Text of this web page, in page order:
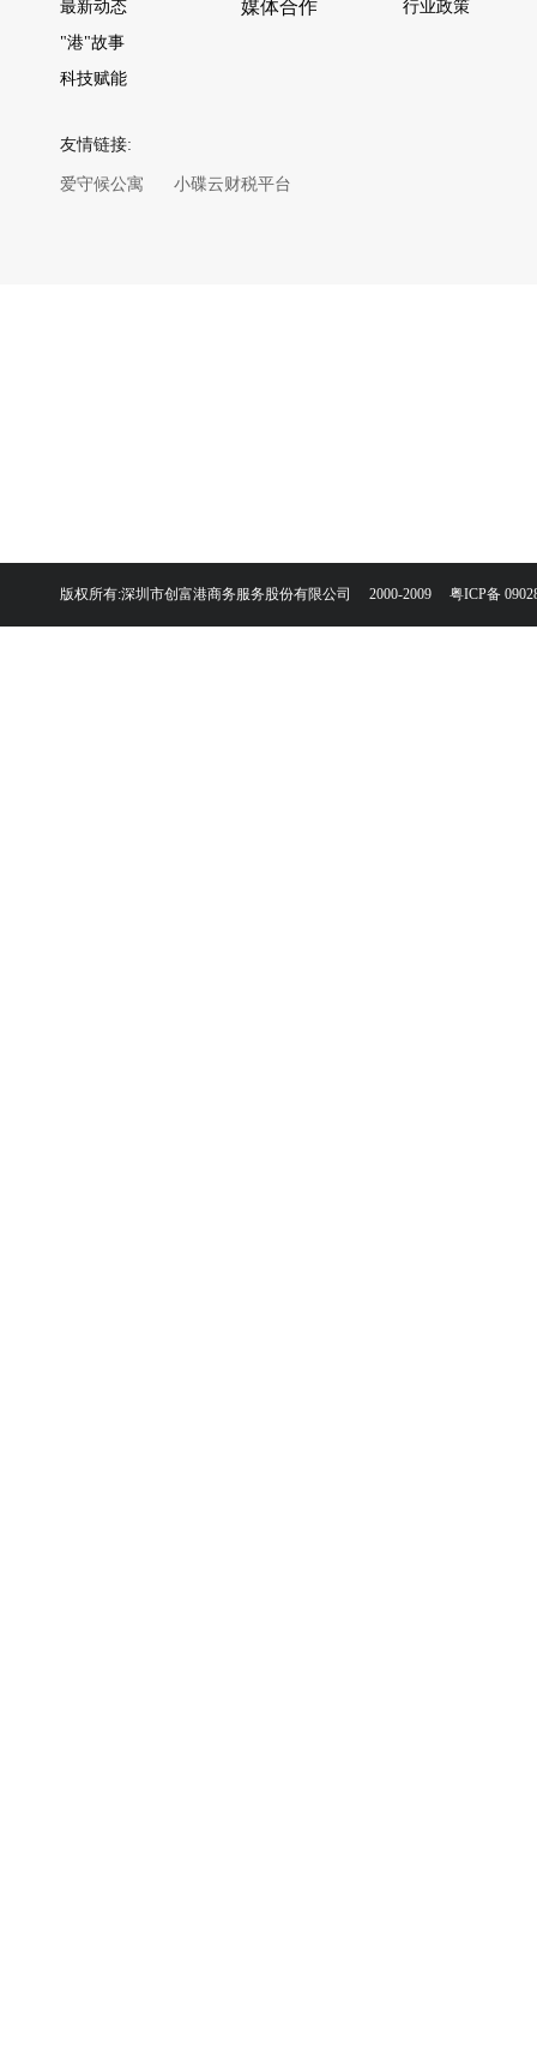
最新动态
"港"故事
科技赋能
媒体合作 行业政策
友情链接:
爱守候公寓 小碟云财税平台
版权所有:深圳市创富港商务服务股份有限公司 2000-2009 粤ICP备